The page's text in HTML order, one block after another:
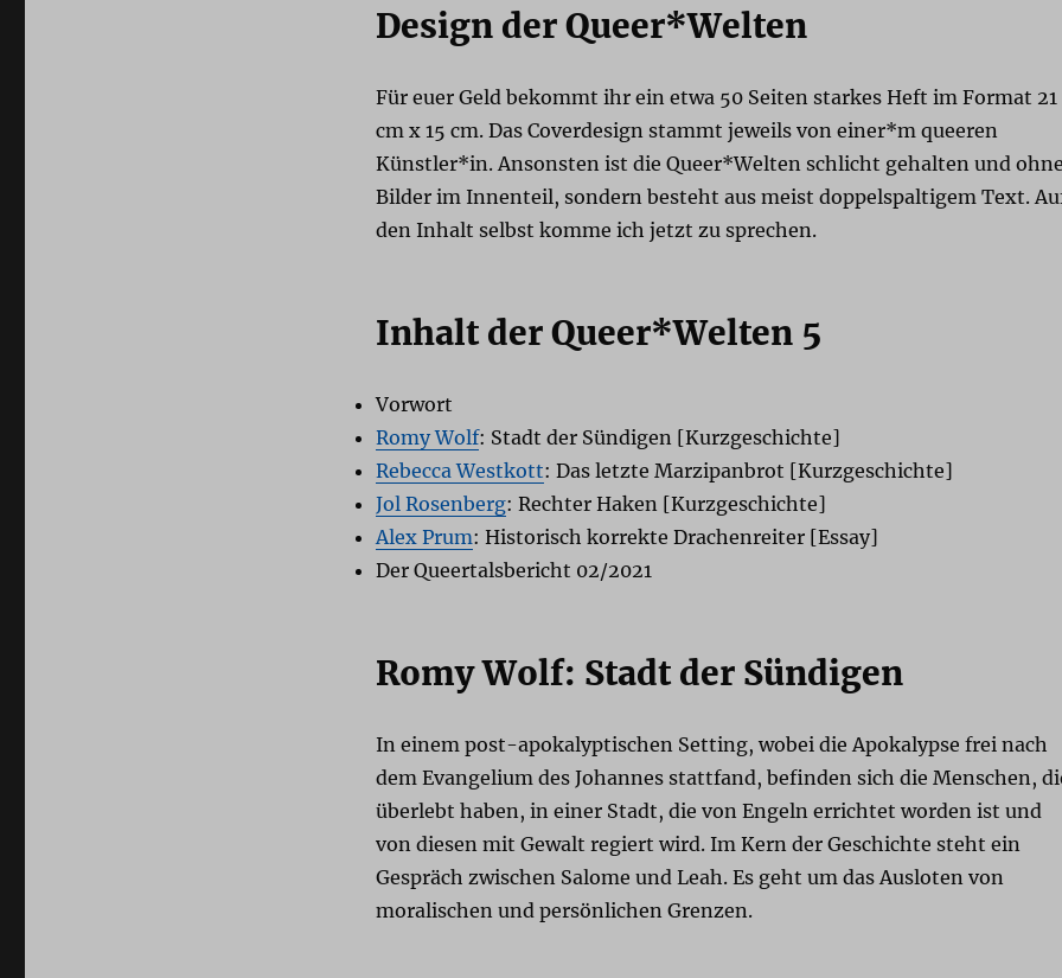
Design der Queer*Welten
Für euer Geld bekommt ihr ein etwa 50 Seiten starkes Heft im Format 21
cm x 15 cm. Das Coverdesign stammt jeweils von einer*m queeren
Künstler*in. Ansonsten ist die Queer*Welten schlicht gehalten und
Bilder im Innenteil, sondern besteht aus meist doppelspaltigem Text.
den Inhalt selbst komme ich jetzt zu sprechen.
Inhalt der Queer*Welten 5
Vorwort
Romy Wolf: Stadt der Sündigen [Kurzgeschichte]
Rebecca Westkott: Das letzte Marzipanbrot [Kurzgeschichte]
Jol Rosenberg: Rechter Haken [Kurzgeschichte]
Alex Prum: Historisch korrekte Drachenreiter [Essay]
Der Queertalsbericht 02/2021
Romy Wolf: Stadt der Sündigen
In einem post-apokalyptischen Setting, wobei die Apokalypse frei nach
dem Evangelium des Johannes stattfand, befinden sich die Menschen,
überlebt haben, in einer Stadt, die von Engeln errichtet worden ist und
von diesen mit Gewalt regiert wird. Im Kern der Geschichte steht ein
Gespräch zwischen Salome und Leah. Es geht um das Ausloten von
moralischen und persönlichen Grenzen.